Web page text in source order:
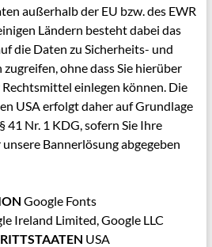
außerhalb der EU bzw. des EWR
Ländern besteht dabei das
die Daten zu Sicherheits- und
ohne dass Sie hierüber
einlegen können. Die
USA erfolgt daher auf Grundlage
41 Nr. 1 KDG, sofern Sie Ihre
Bannerlösung abgegeben
Google Fonts
Ireland Limited, Google LLC
USA